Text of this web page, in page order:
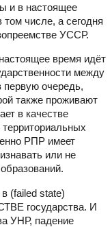
и в настоящее
числе, а сегодня
УССР.
время идёт
между
очередь,
также проживают
в качестве
РПР имеет
или не
(failed state)
государства. И
УНР, падение